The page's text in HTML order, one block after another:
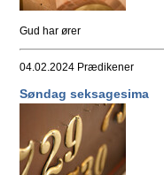
Gud har ører
04.02.2024 Prædikener
Søndag seksagesima